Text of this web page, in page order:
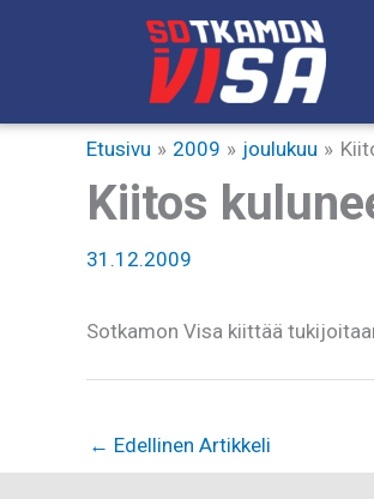
Etusivu 2009 joulukuu
Kiitos
31.12.2009
Sotkamon Visa kiittää
← Edellinen Artikkeli